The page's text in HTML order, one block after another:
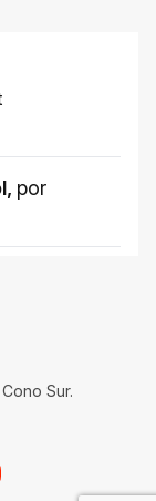
, por
Sur.